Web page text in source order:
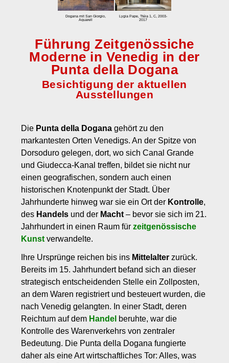
zum Einbuchen
Eintrittspreis Venedig und Eintrittspreise für Museen
Kundenmeinungen
Dogana mit San Giorgio,
Aquarell
Lygia Pape, Ttéia 1, C, 2003-
2017
Führung Zeitgenössiche
Moderne in Venedig in der
Punta della Dogana
Besichtigung der aktuellen
Ausstellungen
Die Punta della Dogana gehört zu den
markantesten Orten Venedigs. An der Spitze von
Dorsoduro gelegen, dort, wo sich Canal Grande
und Giudecca-Kanal treffen, bildet sie nicht nur
einen geografischen, sondern auch einen
historischen Knotenpunkt der Stadt. Über
Jahrhunderte hinweg war sie ein Ort der Kontrolle,
des Handels und der Macht – bevor sie sich im 21.
Jahrhundert in einen Raum für zeitgenössische
Kunst verwandelte.
Ihre Ursprünge reichen bis ins Mittelalter zurück.
Bereits im 15. Jahrhundert befand sich an dieser
strategisch entscheidenden Stelle ein Zollposten,
an dem Waren registriert und besteuert wurden, die
nach Venedig gelangten. In einer Stadt, deren
Reichtum auf dem Handel beruhte, war die
Kontrolle des Warenverkehrs von zentraler
Bedeutung. Die Punta della Dogana fungierte
daher als eine Art wirtschaftliches Tor: Alles, was